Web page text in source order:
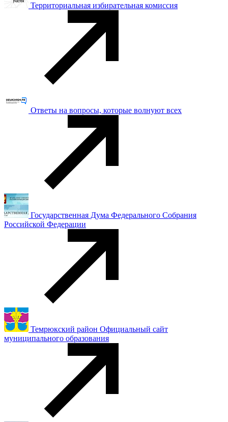
Территориальная избирательная комиссия
Ответы на вопросы, которые волнуют всех
Государственная Дума Федерального Собрания
Российской Федерации
Темрюкский район Официальный сайт
муниципального образования